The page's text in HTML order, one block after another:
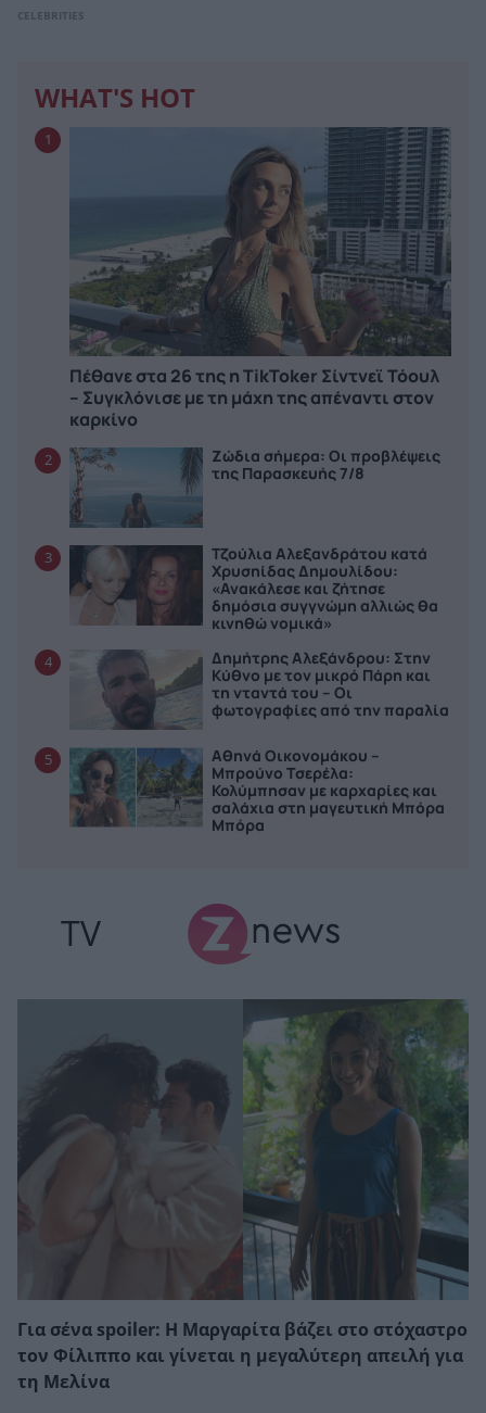
CELEBRITIES
WHAT'S HOT
1
Πέθανε στα 26 της η TikToker Σίντνεϊ Τόουλ
– Συγκλόνισε με τη μάχη της απέναντι στον
καρκίνο
2
Ζώδια σήμερα: Οι προβλέψεις
της Παρασκευής 7/8
3
Τζούλια Αλεξανδράτου κατά
Χρυσηίδας Δημουλίδου:
«Ανακάλεσε και ζήτησε
δημόσια συγγνώμη αλλιώς θα
κινηθώ νομικά»
4
Δημήτρης Αλεξάνδρου: Στην
Κύθνο με τον μικρό Πάρη και
τη νταντά του – Οι
φωτογραφίες από την παραλία
5
Αθηνά Οικονομάκου –
Μπρούνο Τσερέλα:
Κολύμπησαν με καρχαρίες και
σαλάχια στη μαγευτική Μπόρα
Μπόρα
TV
Για σένα spoiler: Η Μαργαρίτα βάζει στο στόχαστρο
τον Φίλιππο και γίνεται η μεγαλύτερη απειλή για
τη Μελίνα